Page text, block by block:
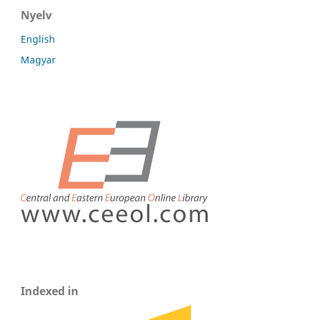
Nyelv
English
Magyar
Indexed in